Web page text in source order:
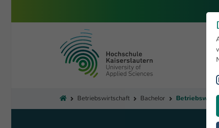
Hochschule Kaiserslautern
Sie sind hier:
Betriebswirtschaft Bachelor